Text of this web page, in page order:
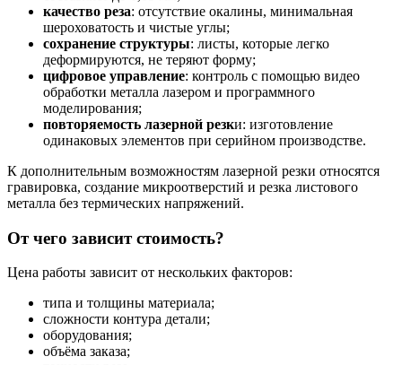
качество реза: отсутствие окалины, минимальная
шероховатость и чистые углы;
сохранение структуры: листы, которые легко
деформируются, не теряют форму;
цифровое управление: контроль с помощью видео
обработки металла лазером и программного
моделирования;
повторяемость лазерной резки: изготовление
одинаковых элементов при серийном производстве.
К дополнительным возможностям лазерной резки относятся
гравировка, создание микроотверстий и резка листового
металла без термических напряжений.
От чего зависит стоимость?
Цена работы зависит от нескольких факторов:
типа и толщины материала;
сложности контура детали;
оборудования;
объёма заказа;